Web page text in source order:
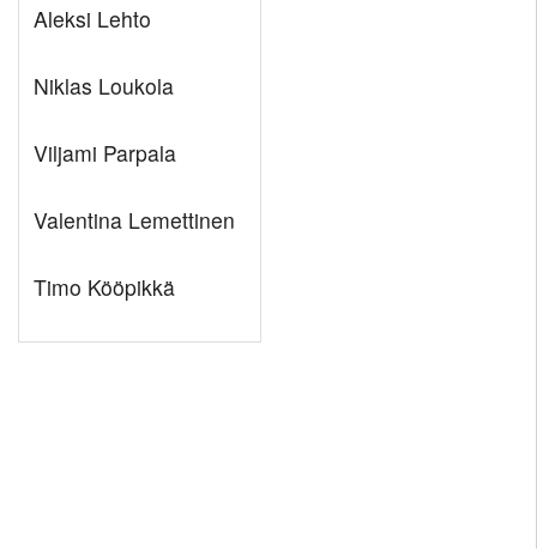
Aleksi Lehto
Niklas Loukola
Viljami Parpala
Valentina Lemettinen
Timo Kööpikkä